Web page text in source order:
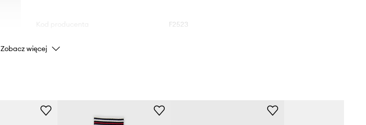
F2523
Kolor producenta
Marka
Zobacz więcej